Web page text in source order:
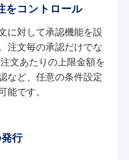
をコントロール
に対して承認機能を設
注文毎の承認だけでな
文あたりの上限金額を
など、任意の条件設定
能です。
行